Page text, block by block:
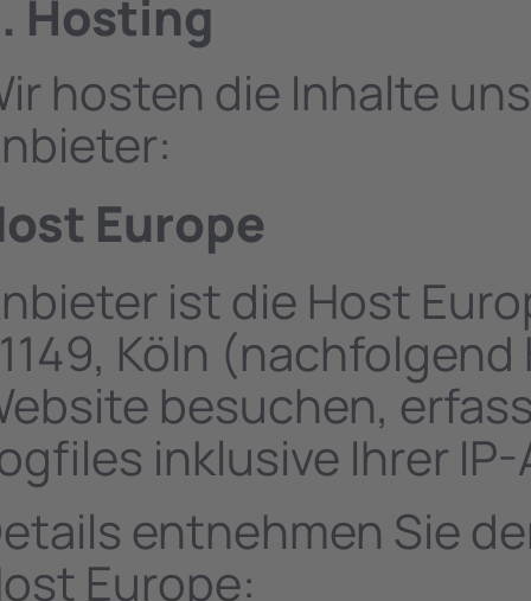
Hosting
hosten die Inhalte
Europe
ist die Host
Köln
besuchen,
inklusive Ihrer
entnehmen Sie
Europe: